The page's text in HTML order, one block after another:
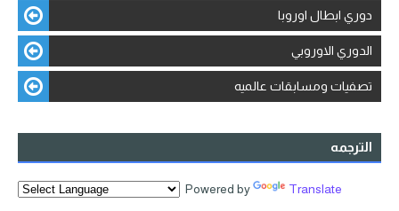
دوري ابطال اوروبا
الدوري الاوروبي
تصفيات ومسابقات عالميه
الترجمه
Powered by Translate